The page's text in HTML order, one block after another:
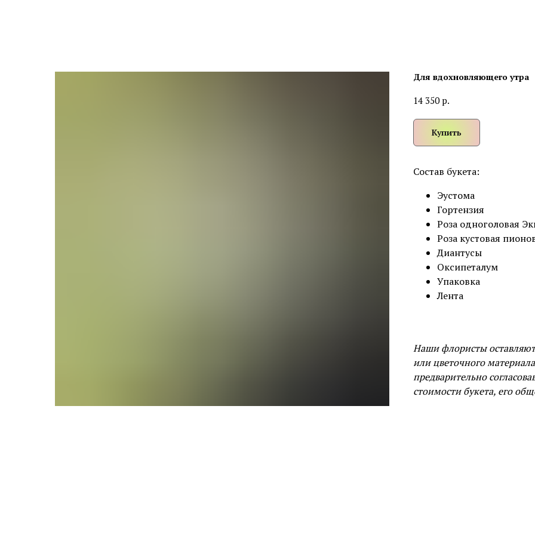
Для вдохновляющего утра
14 350 р.
Купить
Состав букета:
Эустома
Гортензия
Роза одноголовая
Роза кустовая
Диантусы
Оксипеталум
Упаковка
Лента
Наши флористы
или цветочного
предварительно
стоимости букета, его